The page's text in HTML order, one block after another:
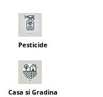
Pesticide
Casa si Gradina